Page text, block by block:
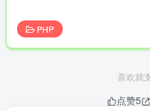
PHP
喜欢就
点赞5